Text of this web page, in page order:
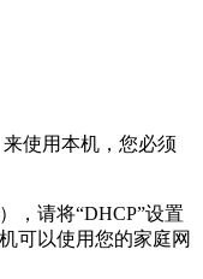
使用本机，您必须
，请将“DHCP”设置
可以使用您的家庭网